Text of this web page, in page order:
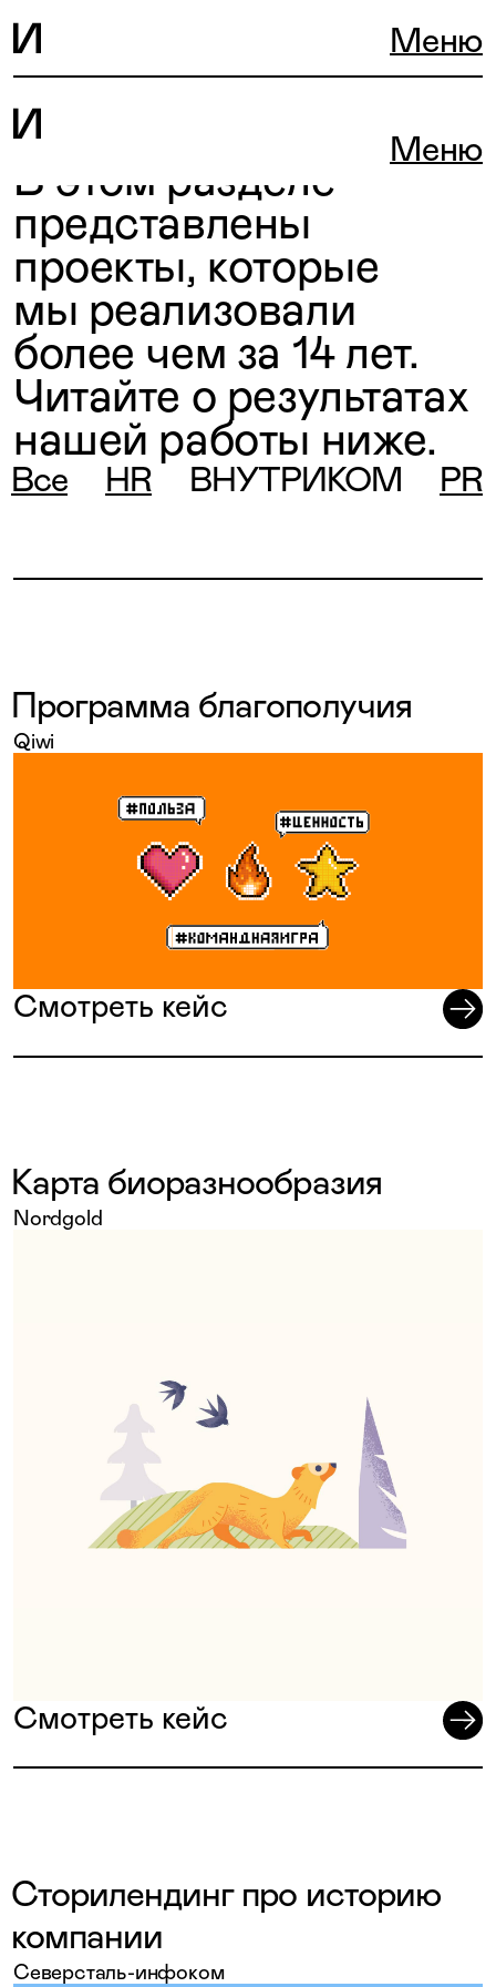
Меню
Меню
В этом разделе
представлены
проекты, которые
мы реализовали
более чем за 14 лет.
Читайте о результатах
нашей работы ниже.
Все HR ВНУТРИКОМ PR
Программа благополучия
Qiwi
Смотреть кейс
Карта биоразнообразия
Nordgold
Смотреть кейс
Сторилендинг про историю
компании
Северсталь-инфоком